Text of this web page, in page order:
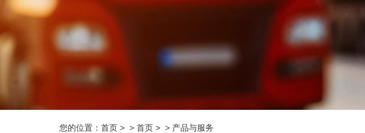
您的位置： 首页 > > 首页 > > 产品与服务